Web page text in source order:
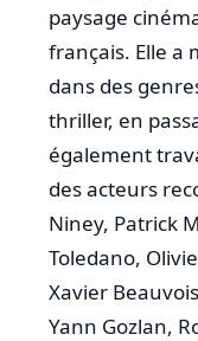
paysage
français. Elle a
dans des
thriller, en
également
des acteurs
Niney, Patrick
Toledano,
Xavier
Yann Gozlan,